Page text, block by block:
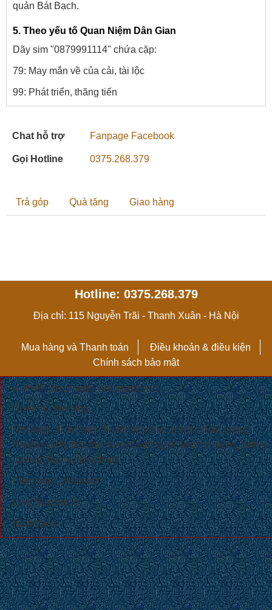
quản Bát Bạch.
5. Theo yếu tố Quan Niệm Dân Gian
Dãy sim "0879991114" chứa cặp:
79: May mắn về của cải, tài lộc
99: Phát triển, thăng tiến
Chat hỗ trợ Fanpage Facebook
Gọi Hotline 0375.268.379
Trả góp Quà tặng Giao hàng
Hotline: 0375.268.379
Địa chỉ: 115 Nguyễn Trãi - Thanh Xuân - Hà Nội
Mua hàng và Thanh toán
Điều khoản & điều kiện
Chính sách bảo mật
A PHP Error was encountered
Severity: Warning
Message: Unknown: Failed to write session data (user).
Please verify that the current setting of session.save_path is
correct (/home/sites/tmp)
Filename: Unknown
Line Number: 0
Backtrace: